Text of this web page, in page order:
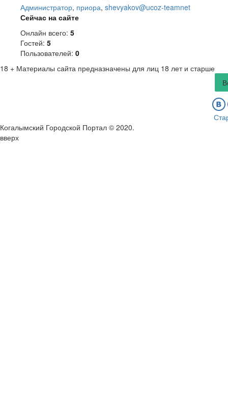
Администратор, приора, shevyakov@ucoz-teamnet
Сейчас на сайте
Онлайн всего: 5
Гостей: 5
Пользователей: 0
18 + Материалы сайта предназначены для лиц 18 лет и старше
Когалымский Городской Портал © 2020.
вверх